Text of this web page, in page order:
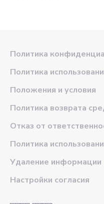
Политика
Политика
Положения и условия
Политика возврата
Отказ от
Политика
Удаление информации
Настройки согласия